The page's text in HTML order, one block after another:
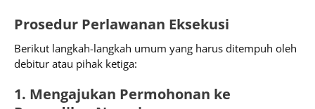
Prosedur Perlawanan Eksekusi
Berikut langkah-langkah umum yang harus ditempuh oleh
debitur atau pihak ketiga:
1. Mengajukan Permohonan ke